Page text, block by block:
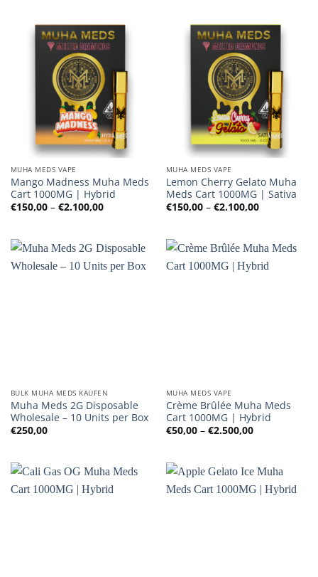
MUHA MEDS VAPE
Mango Madness Muha Meds
Cart 1000MG | Hybrid
€150,00 – €2.100,00Preisspanne:
MUHA MEDS VAPE
Lemon Cherry Gelato Muha
Meds Cart 1000MG | Sativa
€150,00 – €2.100,00
BULK MUHA MEDS KAUFEN
Muha Meds 2G Disposable
Wholesale – 10 Units per Box
€250,00
MUHA MEDS VAPE
Crème Brûlée Muha Meds
Cart 1000MG | Hybrid
€50,00 – €2.500,00Preisspanne:
€50,00